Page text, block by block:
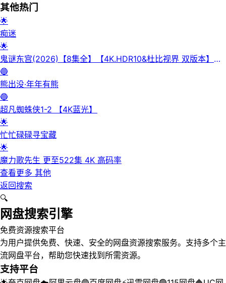
其他热门
🌟
痴迷
🌟
鬼谜东宫(2026)【8集全】【4K.HDR10&杜比视界 双版本】
【高码率】【内封简繁英】【杜比全景声】
🔵
熊出没·年年有熊
🔵
超凡蜘蛛侠1-2 【4K蓝光】
🌟
忙忙碌碌寻宝藏
🌟
魔力歌先生 更至522集 4K 高码率
查看更多 其他
返回搜索
🔍
网盘搜索引擎
免费资源搜索平台
为用户提供免费、快速、安全的网盘资源搜索服务。支持多个主
流网盘平台，帮助您快速找到所需资源。
支持平台